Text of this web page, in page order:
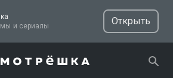
ТВ, фильмы и сериалы
Открыть